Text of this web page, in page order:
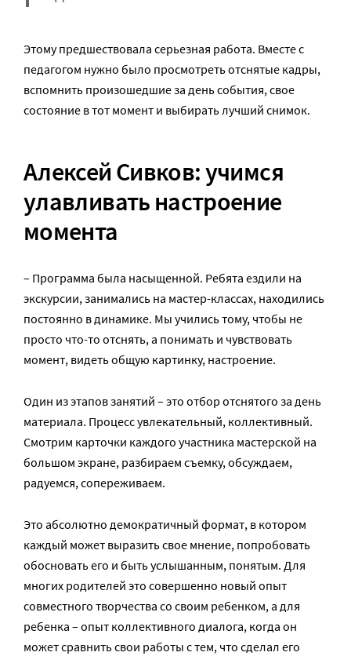
Этому предшествовала серьезная работа. Вместе с
педагогом нужно было просмотреть отснятые кадры,
вспомнить произошедшие за день события, свое
состояние в тот момент и выбирать лучший снимок.
Алексей Сивков: учимся
улавливать настроение
момента
– Программа была насыщенной. Ребята ездили на
экскурсии, занимались на мастер-классах, находились
постоянно в динамике. Мы учились тому, чтобы не
просто что-то отснять, а понимать и чувствовать
момент, видеть общую картинку, настроение.
Один из этапов занятий – это отбор отснятого за день
материала. Процесс увлекательный, коллективный.
Смотрим карточки каждого участника мастерской на
большом экране, разбираем съемку, обсуждаем,
радуемся, сопереживаем.
Это абсолютно демократичный формат, в котором
каждый может выразить свое мнение, попробовать
обосновать его и быть услышанным, понятым. Для
многих родителей это совершенно новый опыт
совместного творчества со своим ребенком, а для
ребенка – опыт коллективного диалога, когда он
может сравнить свои работы с тем, что сделал его